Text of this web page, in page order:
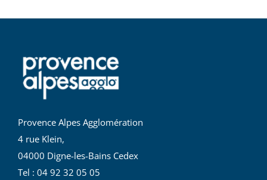
Provence Alpes Agglomération
4 rue Klein,
04000 Digne-les-Bains Cedex
Tel : 04 92 32 05 05